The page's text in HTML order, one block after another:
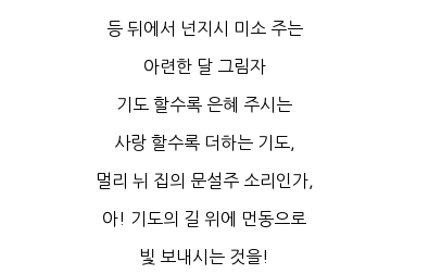
등 뒤에서 넌지시 미소 주는
아련한 달 그림자
기도 할수록 은혜 주시는
사랑 할수록 더하는 기도,
멀리 뉘 집의 문설주 소리인가,
아! 기도의 길 위에 먼동으로
빛 보내시는 것을!